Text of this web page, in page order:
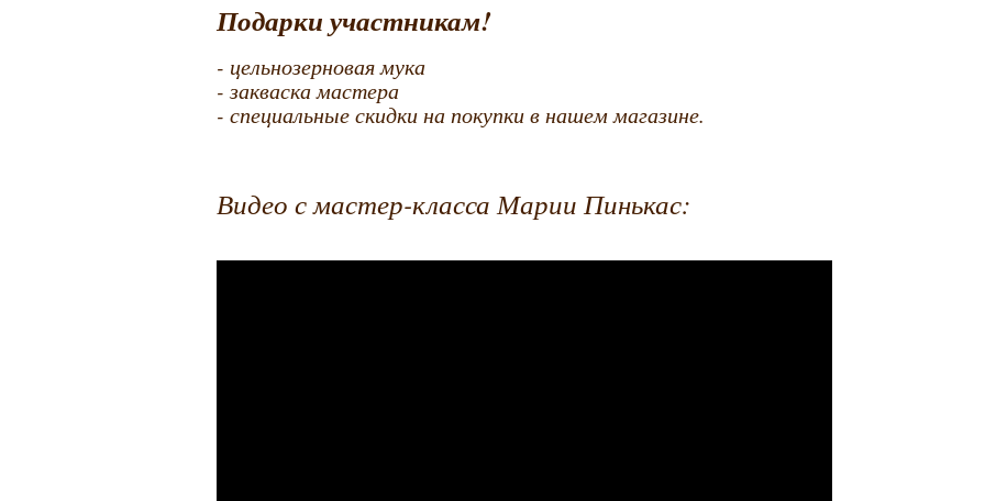
Подарки участникам!
- цельнозерновая мука
- закваска мастера
- специальные скидки на покупки в нашем магазине.
Видео с мастер-класса Марии Пинькас: